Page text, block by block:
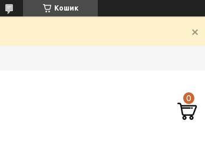
Кошик